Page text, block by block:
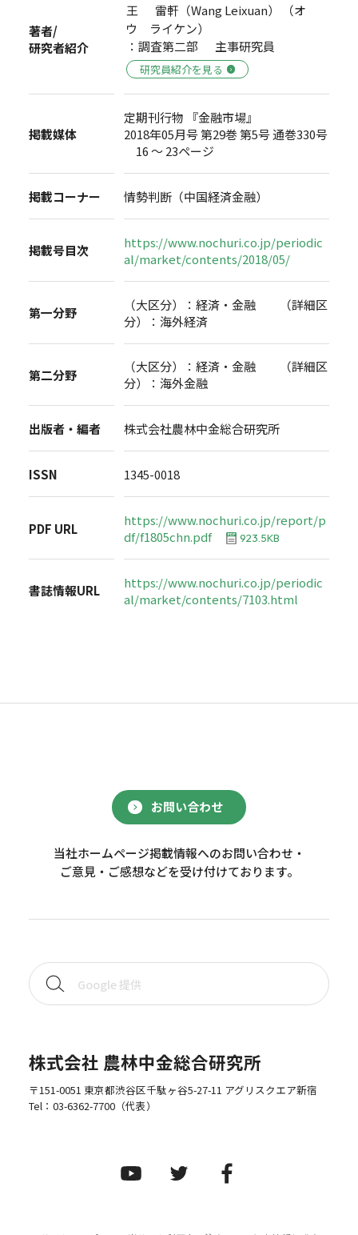
著者/
研究者紹介
王 雷軒（Wang Leixuan） （オ
ウ ライケン）
：調査第二部 主事研究員
研究員紹介を見る
掲載媒体
定期刊行物 『金融市場』
2018年05月号 第29巻 第5号 通巻330号
16 ～ 23ページ
掲載コーナー 情勢判断（中国経済金融）
掲載号目次
https://www.nochuri.co.jp/periodic
al/market/contents/2018/05/
第一分野
（大区分）：経済・金融 （詳細区
分）：海外経済
第二分野
（大区分）：経済・金融 （詳細区
分）：海外金融
出版者・編者 株式会社農林中金総合研究所
ISSN 1345-0018
PDF URL
https://www.nochuri.co.jp/report/p
df/f1805chn.pdf
923.5KB
書誌情報URL
https://www.nochuri.co.jp/periodic
al/market/contents/7103.html
お問い合わせ
当社ホームページ掲載情報へのお問い合わせ・
ご意見・ご感想などを受け付けております。
株式会社 農林中金総合研究所
〒151-0051 東京都渋谷区千駄ヶ谷5-27-11 アグリスクエア新宿
Tel： 03-6362-7700（代表）